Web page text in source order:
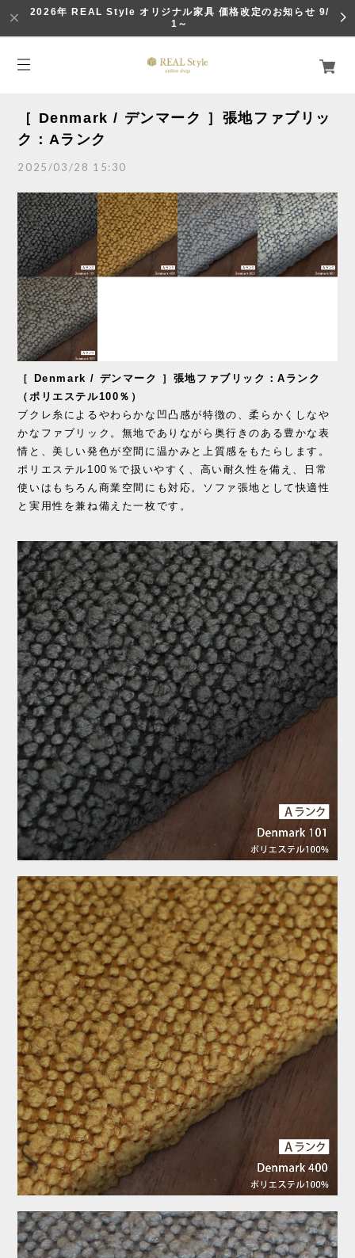
2026年 REAL Style オリジナル家具 価格改定のお知らせ 9/
1～
［ Denmark / デンマーク ］張地ファブリッ
ク：Aランク
2025/03/28 15:30
［ Denmark / デンマーク ］張地ファブリック：Aランク
（ポリエステル100％）
ブクレ糸によるやわらかな凹凸感が特徴の、柔らかくしなや
かなファブリック。無地でありながら奥行きのある豊かな表
情と、美しい発色が空間に温かみと上質感をもたらします。
ポリエステル100％で扱いやすく、高い耐久性を備え、日常
使いはもちろん商業空間にも対応。ソファ張地として快適性
と実用性を兼ね備えた一枚です。